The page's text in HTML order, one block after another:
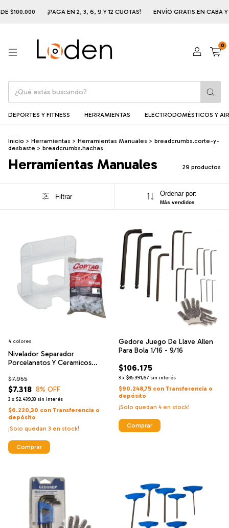
¡PAGA EN 2, 3, 6, 9 Y 12 CUOTAS! ENVÍO GRATIS EN CABA Y
0
DEPORTES Y FITNESS HERRAMIENTAS ELECTRODOMÉSTICOS Y
Inicio > Herramientas > Herramientas Manuales > breadcrumbs.corte-y-
desbaste > breadcrumbs.hachas
Herramientas Manuales 29 productos
Filtrar Ordenar por:
Más vendidos
Nivelador Separador
Porcelanatos Y Ceramicos
$7.318
$7.955
8% OFF
3 x $2.439,33 sin interés
$6.220,30 con Transferencia o
depósito
¡Solo quedan 3 en stock!
4 colores
Comprar
Gedore Juego De Llave Allen
Para Bola 1/16 - 9/16
$106.175
3 x $35.391,67 sin interés
$90.248,75 con Transferencia o
depósito
¡Solo quedan 4en stock!